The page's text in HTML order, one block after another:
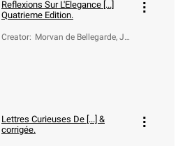
Reflexions Sur L'Elegance [...]
Quatrieme Edition.
Creator: Morvan de Bellegarde, Je
Lettres Curieuses De [...] &
corrigée.